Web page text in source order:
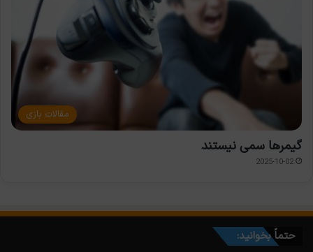
مقالات بازی
گیمرها سمی نیستند
2025-10-02
حتماً بخوانید: